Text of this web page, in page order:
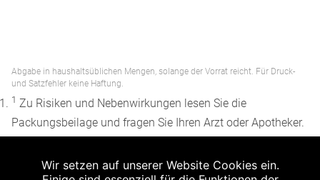
Abgabe in haushaltsüblichen Mengen, solange der Vorrat reicht. Für Druck-
und Satzfehler keine Haftung.
1 Zu Risiken und Nebenwirkungen lesen Sie die
Packungsbeilage und fragen Sie Ihren Arzt oder Apotheker.
Apothekenerstattungspreis (AEP). Der AEP ist keine
Wir setzen auf unserer Website Cookies ein.